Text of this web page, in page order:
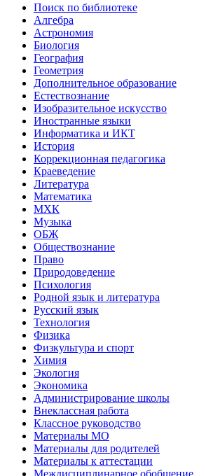
Поиск по библиотеке
Алгебра
Астрономия
Биология
География
Геометрия
Дополнительное образование
Естествознание
Изобразительное искусство
Иностранные языки
Информатика и ИКТ
История
Коррекционная педагогика
Краеведение
Литература
Математика
МХК
Музыка
ОБЖ
Обществознание
Право
Природоведение
Психология
Родной язык и литература
Русский язык
Технология
Физика
Физкультура и спорт
Химия
Экология
Экономика
Администрирование школы
Внеклассная работа
Классное руководство
Материалы МО
Материалы для родителей
Материалы к аттестации
Междисциплинарное обобщение